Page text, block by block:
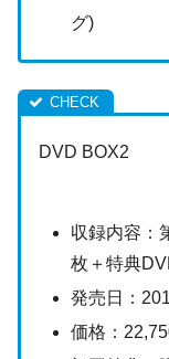
グ)
DVD BOX2
収録内容：
枚＋特典
発売日：
価格：